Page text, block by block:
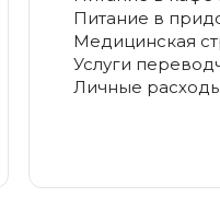
Питание в
Медицинская
Услуги
Личные